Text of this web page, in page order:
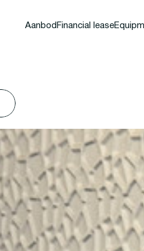
Aanbod Financial lease